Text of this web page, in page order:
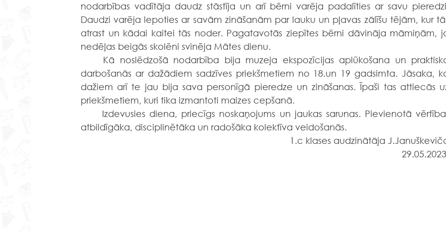
nodarbības vadītāja daudz stāstīja un arī bērni varēja padalīties ar savu
Daudzi varēja lepoties ar savām zināšanām par lauku un pļavas zālīšu tējām, kur
atrast un kādai kaitei tās noder. Pagatavotās ziepītes bērni dāvināja māmiņām,
nedēļas beigās skolēni svinēja Mātes dienu.
darbošanās ar dažādiem sadzīves priekšmetiem no 18.un 19 gadsimta. Jāsaka,
dažiem arī te jau bija sava personīgā pieredze un zināšanas. Īpaši tas attiecās
priekšmetiem, kuri tika izmantoti maizes cepšanā.
atbildīgāka, disciplinētāka un radošāka kolektīva veidošanās.
1.c klases audzinātāja